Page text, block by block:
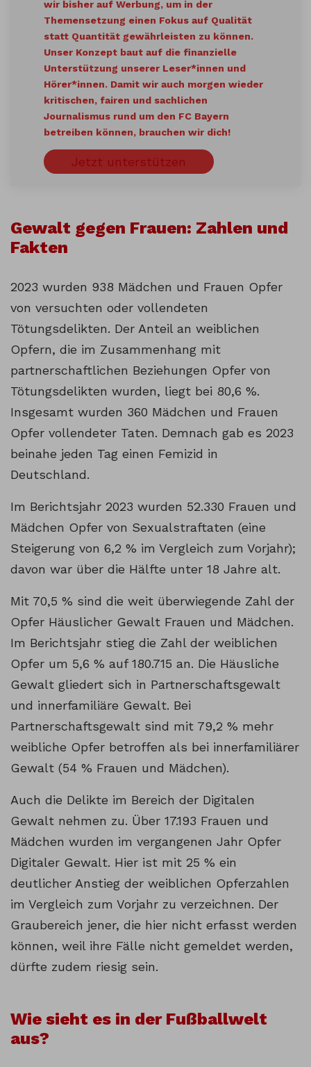
wir bisher auf Werbung, um in der
Themensetzung einen Fokus auf Qualität
statt Quantität gewährleisten zu können.
Unser Konzept baut auf die finanzielle
Unterstützung unserer Leser*innen und
Hörer*innen. Damit wir auch morgen wieder
kritischen, fairen und sachlichen
Journalismus rund um den FC Bayern
betreiben können, brauchen wir dich!
Jetzt unterstützen
Gewalt gegen Frauen: Zahlen und
Fakten
2023 wurden 938 Mädchen und Frauen Opfer
von versuchten oder vollendeten
Tötungsdelikten. Der Anteil an weiblichen
Opfern, die im Zusammenhang mit
partnerschaftlichen Beziehungen Opfer von
Tötungsdelikten wurden, liegt bei 80,6 %.
Insgesamt wurden 360 Mädchen und Frauen
Opfer vollendeter Taten. Demnach gab es 2023
beinahe jeden Tag einen Femizid in
Deutschland.
Im Berichtsjahr 2023 wurden 52.330 Frauen und
Mädchen Opfer von Sexualstraftaten (eine
Steigerung von 6,2 % im Vergleich zum Vorjahr);
davon war über die Hälfte unter 18 Jahre alt.
Mit 70,5 % sind die weit überwiegende Zahl der
Opfer Häuslicher Gewalt Frauen und Mädchen.
Im Berichtsjahr stieg die Zahl der weiblichen
Opfer um 5,6 % auf 180.715 an. Die Häusliche
Gewalt gliedert sich in Partnerschaftsgewalt
und innerfamiliäre Gewalt. Bei
Partnerschaftsgewalt sind mit 79,2 % mehr
weibliche Opfer betroffen als bei innerfamiliärer
Gewalt (54 % Frauen und Mädchen).
Auch die Delikte im Bereich der Digitalen
Gewalt nehmen zu. Über 17.193 Frauen und
Mädchen wurden im vergangenen Jahr Opfer
Digitaler Gewalt. Hier ist mit 25 % ein
deutlicher Anstieg der weiblichen Opferzahlen
im Vergleich zum Vorjahr zu verzeichnen. Der
Graubereich jener, die hier nicht erfasst werden
können, weil ihre Fälle nicht gemeldet werden,
dürfte zudem riesig sein.
Wie sieht es in der Fußballwelt
aus?